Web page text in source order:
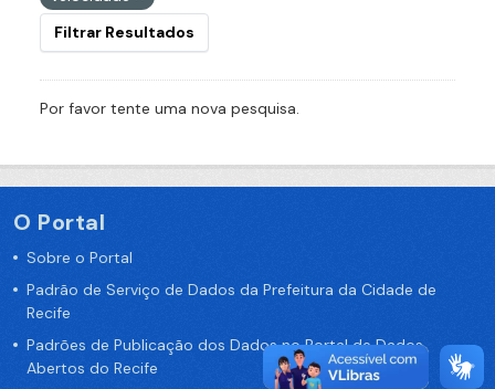
Filtrar Resultados
Por favor tente uma nova pesquisa.
O Portal
Sobre o Portal
Padrão de Serviço de Dados da Prefeitura da Cidade de
Recife
Padrões de Publicação dos Dados no Portal de Dados
Abertos do Recife